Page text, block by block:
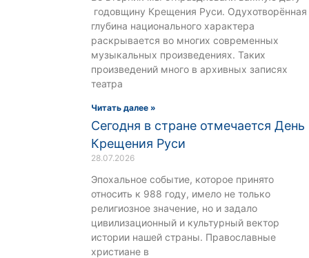
годовщину Крещения Руси. Одухотворённая
глубина национального характера
раскрывается во многих современных
музыкальных произведениях. Таких
произведений много в архивных записях
театра
Читать далее »
Сегодня в стране отмечается День
Крещения Руси
28.07.2026
Эпохальное событие, которое принято
относить к 988 году, имело не только
религиозное значение, но и задало
цивилизационный и культурный вектор
истории нашей страны. Православные
христиане в